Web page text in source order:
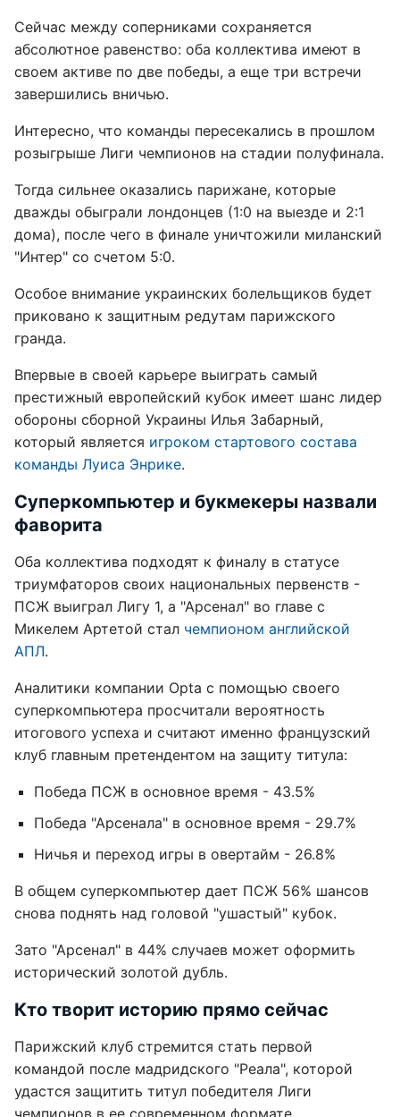
Сейчас между соперниками сохраняется
абсолютное равенство: оба коллектива имеют в
своем активе по две победы, а еще три встречи
завершились вничью.
Интересно, что команды пересекались в прошлом
розыгрыше Лиги чемпионов на стадии полуфинала.
Тогда сильнее оказались парижане, которые
дважды обыграли лондонцев (1:0 на выезде и 2:1
дома), после чего в финале уничтожили миланский
"Интер" со счетом 5:0.
Особое внимание украинских болельщиков будет
приковано к защитным редутам парижского
гранда.
Впервые в своей карьере выиграть самый
престижный европейский кубок имеет шанс лидер
обороны сборной Украины Илья Забарный,
который является игроком стартового состава
команды Луиса Энрике.
Суперкомпьютер и букмекеры назвали
фаворита
Оба коллектива подходят к финалу в статусе
триумфаторов своих национальных первенств -
ПСЖ выиграл Лигу 1, а "Арсенал" во главе с
Микелем Артетой стал чемпионом английской
АПЛ.
Аналитики компании Opta с помощью своего
суперкомпьютера просчитали вероятность
итогового успеха и считают именно французский
клуб главным претендентом на защиту титула:
Победа ПСЖ в основное время - 43.5%
Победа "Арсенала" в основное время - 29.7%
Ничья и переход игры в овертайм - 26.8%
В общем суперкомпьютер дает ПСЖ 56% шансов
снова поднять над головой "ушастый" кубок.
Зато "Арсенал" в 44% случаев может оформить
исторический золотой дубль.
Кто творит историю прямо сейчас
Парижский клуб стремится стать первой
командой после мадридского "Реала", которой
удастся защитить титул победителя Лиги
чемпионов в ее современном формате.